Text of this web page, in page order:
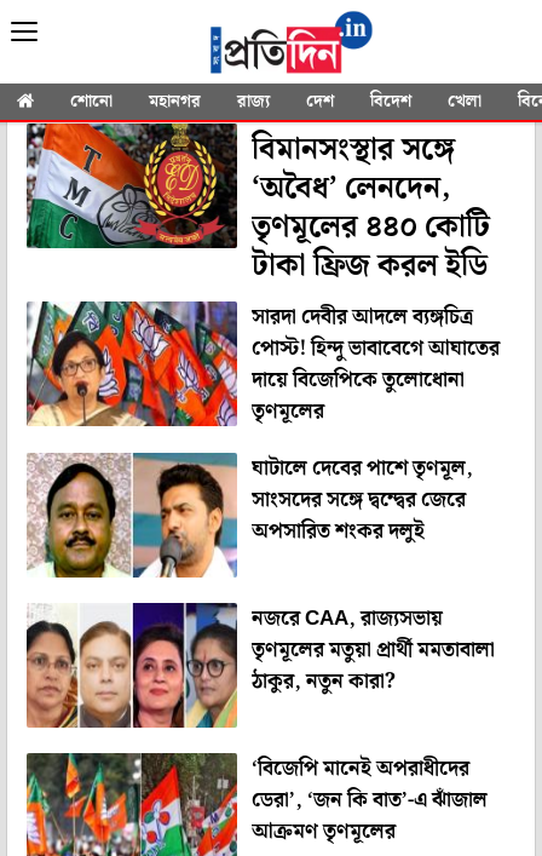
শোনো মহানগর রাজ্য দেশ বিদেশ খেলা
YOU SEARCHED FOR"Trinamool
Congress"
বিমানসংস্থার সঙ্গে
‘অবৈধ’ লেনদেন,
তৃণমূলের ৪৪০ কোটি
টাকা ফ্রিজ করল ইডি
সারদা দেবীর আদলে ব্যঙ্গচিত্র
পোস্ট! হিন্দু ভাবাবেগে আঘাতের
দায়ে বিজেপিকে তুলোধোনা
তৃণমূলের
ঘাটালে দেবের পাশে তৃণমূল,
সাংসদের সঙ্গে দ্বন্দ্বের জেরে
অপসারিত শংকর দলুই
নজরে CAA, রাজ্যসভায়
তৃণমূলের মতুয়া প্রার্থী মমতাবালা
ঠাকুর, নতুন কারা?
‘বিজেপি মানেই অপরাধীদের
ডেরা’, ‘জন কি বাত’-এ ঝাঁজাল
আক্রমণ তৃণমূলের